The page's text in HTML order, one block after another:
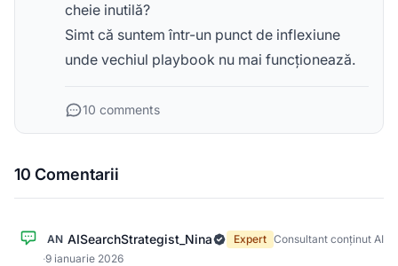
cheie inutilă?
Simt că suntem într-un punct de inflexiune
unde vechiul playbook nu mai funcționează.
10 comments
10 Comentarii
AN AISearchStrategist_Nina Expert Consultant conținut AI
·9 ianuarie 2026